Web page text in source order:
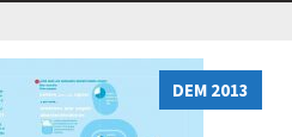
DEM 2013